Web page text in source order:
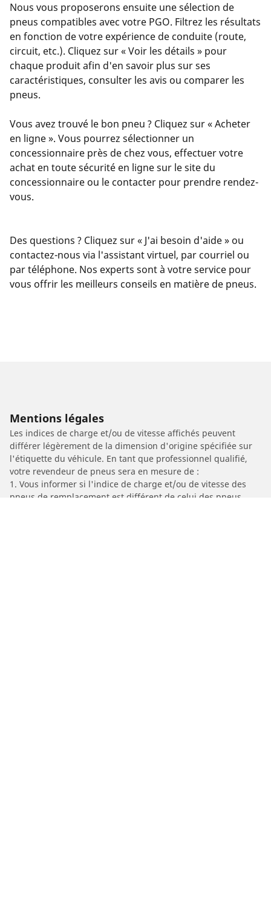
Nous vous proposerons ensuite une sélection de
pneus compatibles avec votre PGO. Filtrez les résultats
en fonction de votre expérience de conduite (route,
circuit, etc.). Cliquez sur « Voir les détails » pour
chaque produit afin d'en savoir plus sur ses
caractéristiques, consulter les avis ou comparer les
pneus.
Vous avez trouvé le bon pneu ? Cliquez sur « Acheter
en ligne ». Vous pourrez sélectionner un
concessionnaire près de chez vous, effectuer votre
achat en toute sécurité en ligne sur le site du
concessionnaire ou le contacter pour prendre rendez-
vous.
Des questions ? Cliquez sur « J'ai besoin d'aide » ou
contactez-nous via l'assistant virtuel, par courriel ou
par téléphone. Nos experts sont à votre service pour
vous offrir les meilleurs conseils en matière de pneus.
Mentions légales
Les indices de charge et/ou de vitesse affichés peuvent
différer légèrement de la dimension d'origine spécifiée sur
l'étiquette du véhicule. En tant que professionnel qualifié,
votre revendeur de pneus sera en mesure de :
1. Vous informer si l'indice de charge et/ou de vitesse des
pneus de remplacement est différent de celui des pneus